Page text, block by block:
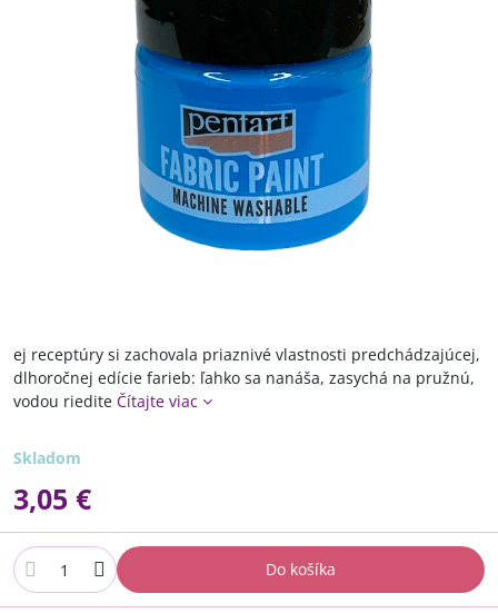
ej receptúry si zachovala priaznivé vlastnosti predchádzajúcej,
dlhoročnej edície farieb: ľahko sa nanáša, zasychá na pružnú,
vodou riedite Čítajte viac
Skladom
3,05 €
Do košíka